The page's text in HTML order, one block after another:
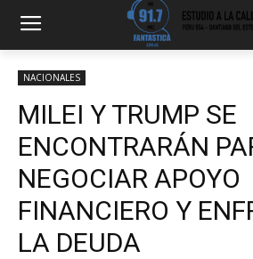
NACIONALES
MILEI Y TRUMP SE
ENCONTRARÁN
NEGOCIAR APOYO
FINANCIERO Y
LA DEUDA